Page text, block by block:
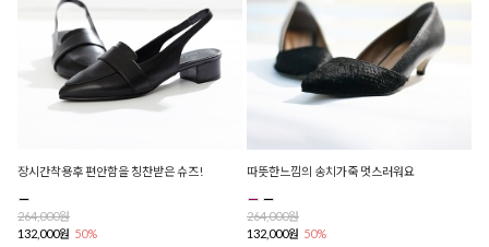
장시간착용후 편안함을 칭찬받은 슈즈!
264,000원
132,000원 50%
따뜻한느낌의 송치가죽 멋스러워요
264,000원
132,000원 50%